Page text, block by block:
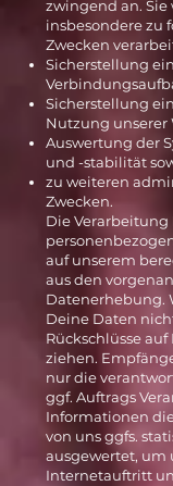
zwingend an. Sie
insbesondere zu
Zwecken
Sicherstellung
Sicherstellung
Nutzung unserer
Auswertung der
und -stabilität
zu weiteren
Zwecken.
Die Verarbeitung
auf unserem
aus den
Datenerhebung.
Deine Daten
Rückschlüsse
ziehen.
nur die
ggf. Auftrags
Informationen
von uns ggfs.
ausgewertet, um
Internetauftritt